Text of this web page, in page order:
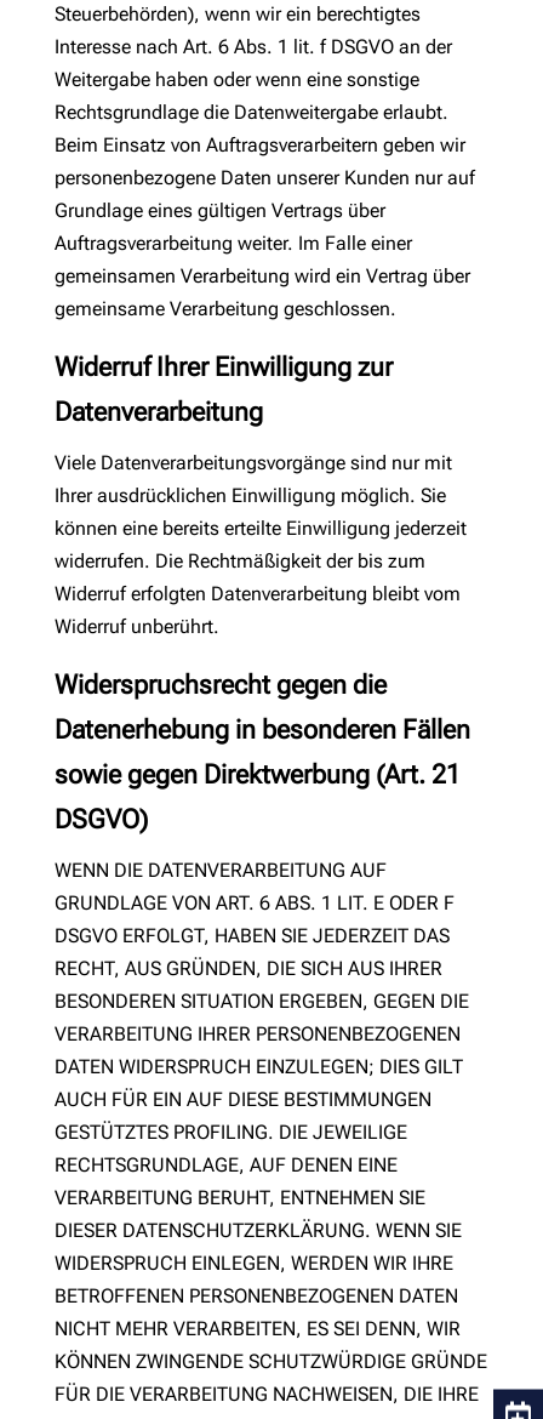
Steuerbehörden), wenn wir ein berechtigtes
Interesse nach Art. 6 Abs. 1 lit. f DSGVO an der
Weitergabe haben oder wenn eine sonstige
Rechtsgrundlage die Datenweitergabe erlaubt.
Beim Einsatz von Auftragsverarbeitern geben wir
personenbezogene Daten unserer Kunden nur auf
Grundlage eines gültigen Vertrags über
Auftragsverarbeitung weiter. Im Falle einer
gemeinsamen Verarbeitung wird ein Vertrag über
gemeinsame Verarbeitung geschlossen.
Widerruf Ihrer Einwilligung zur
Datenverarbeitung
Viele Datenverarbeitungsvorgänge sind nur mit
Ihrer ausdrücklichen Einwilligung möglich. Sie
können eine bereits erteilte Einwilligung jederzeit
widerrufen. Die Rechtmäßigkeit der bis zum
Widerruf erfolgten Datenverarbeitung bleibt vom
Widerruf unberührt.
Widerspruchsrecht gegen die
Datenerhebung in besonderen Fällen
sowie gegen Direktwerbung (Art. 21
DSGVO)
WENN DIE DATENVERARBEITUNG AUF
GRUNDLAGE VON ART. 6 ABS. 1 LIT. E ODER F
DSGVO ERFOLGT, HABEN SIE JEDERZEIT DAS
RECHT, AUS GRÜNDEN, DIE SICH AUS IHRER
BESONDEREN SITUATION ERGEBEN, GEGEN DIE
VERARBEITUNG IHRER PERSONENBEZOGENEN
DATEN WIDERSPRUCH EINZULEGEN; DIES GILT
AUCH FÜR EIN AUF DIESE BESTIMMUNGEN
GESTÜTZTES PROFILING. DIE JEWEILIGE
RECHTSGRUNDLAGE, AUF DENEN EINE
VERARBEITUNG BERUHT, ENTNEHMEN SIE
DIESER DATENSCHUTZERKLÄRUNG. WENN SIE
WIDERSPRUCH EINLEGEN, WERDEN WIR IHRE
BETROFFENEN PERSONENBEZOGENEN DATEN
NICHT MEHR VERARBEITEN, ES SEI DENN, WIR
KÖNNEN ZWINGENDE SCHUTZWÜRDIGE GRÜNDE
FÜR DIE VERARBEITUNG NACHWEISEN, DIE IHRE